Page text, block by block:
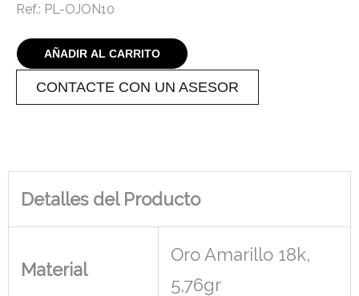
Ref.: PL-OJON10
AÑADIR AL CARRITO
CONTACTE CON UN ASESOR
Detalles del Producto
Material
Oro Amarillo 18k,
5,76gr